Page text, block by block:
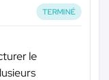
TERMINÉ
le